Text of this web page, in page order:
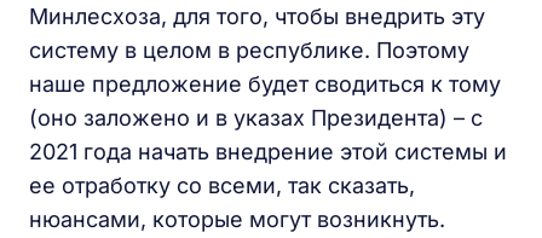
Минлесхоза, для того, чтобы внедрить эту
систему в целом в республике. Поэтому
наше предложение будет сводиться к тому
(оно заложено и в указах Президента) – с
2021 года начать внедрение этой системы и
ее отработку со всеми, так сказать,
нюансами, которые могут возникнуть.